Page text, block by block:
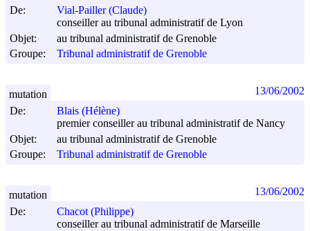
De:
Vial-Pailler (Claude)
conseiller au tribunal administratif de Lyon
Objet:
au tribunal administratif de Grenoble
Groupe:
Tribunal administratif de Grenoble
De:
Blais (Hélène)
premier conseiller au tribunal administratif de Nancy
Objet:
au tribunal administratif de Grenoble
Groupe:
Tribunal administratif de Grenoble
mutation 13/06/2002
De:
Chacot (Philippe)
conseiller au tribunal administratif de Marseille
mutation 13/06/2002